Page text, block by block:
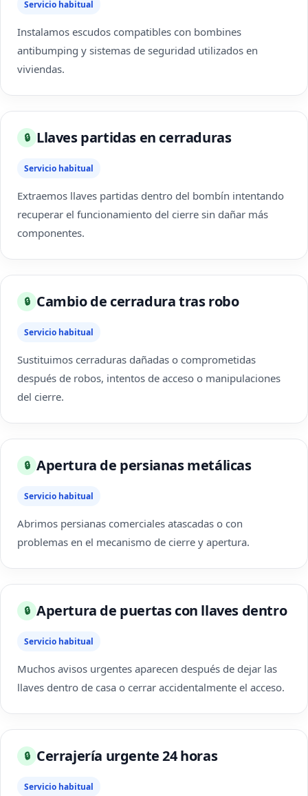
Servicio habitual
Instalamos escudos compatibles con bombines
antibumping y sistemas de seguridad utilizados en
viviendas.
🔒 Llaves partidas en cerraduras
Servicio habitual
Extraemos llaves partidas dentro del bombín intentando
recuperar el funcionamiento del cierre sin dañar más
componentes.
🔒 Cambio de cerradura tras robo
Servicio habitual
Sustituimos cerraduras dañadas o comprometidas
después de robos, intentos de acceso o manipulaciones
del cierre.
🔒 Apertura de persianas metálicas
Servicio habitual
Abrimos persianas comerciales atascadas o con
problemas en el mecanismo de cierre y apertura.
🔒 Apertura de puertas con llaves dentro
Servicio habitual
Muchos avisos urgentes aparecen después de dejar las
llaves dentro de casa o cerrar accidentalmente el acceso.
🔒 Cerrajería urgente 24 horas
Servicio habitual